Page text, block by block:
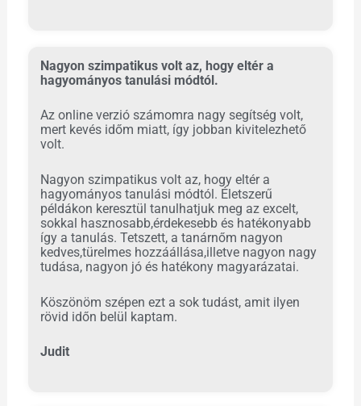
Nagyon szimpatikus volt az, hogy eltér a
hagyományos tanulási módtól.
Az online verzió számomra nagy segítség volt,
mert kevés időm miatt, így jobban kivitelezhető
volt.
Nagyon szimpatikus volt az, hogy eltér a
hagyományos tanulási módtól. Életszerű
példákon keresztül tanulhatjuk meg az excelt,
sokkal hasznosabb,érdekesebb és hatékonyabb
így a tanulás. Tetszett, a tanárnőm nagyon
kedves,türelmes hozzáállása,illetve nagyon nagy
tudása, nagyon jó és hatékony magyarázatai.
Köszönöm szépen ezt a sok tudást, amit ilyen
rövid időn belül kaptam.
Judit